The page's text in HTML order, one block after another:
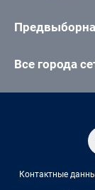
Все города
Контактные